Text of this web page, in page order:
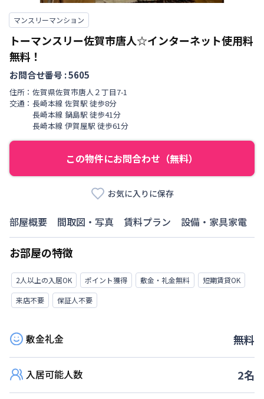
マンスリーマンション
トーマンスリー佐賀市唐人☆インターネット使用料
無料！
お問合せ番号 :5605
住所： 佐賀県佐賀市唐人 ２丁目7-1
交通： 長崎本線 佐賀駅 徒歩8分
長崎本線 鍋島駅 徒歩41分
長崎本線 伊賀屋駅 徒歩61分
この物件にお問合わせ（無料）
お気に入りに保存
部屋概要 間取図・写真 賃料プラン 設備・家具家電
お部屋の特徴
2人以上の入居OK ポイント獲得 敷金・礼金無料
短期賃貸OK
来店不要
保証人不要
敷金礼金 無料
入居可能人数 2名